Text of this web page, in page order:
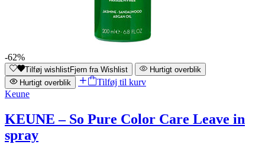
-62%
Tilføj wishlistFjern fra Wishlist
Hurtigt overblik
Hurtigt overblik
Tilføj til kurv
Keune
KEUNE – So Pure Color Care Leave in
spray